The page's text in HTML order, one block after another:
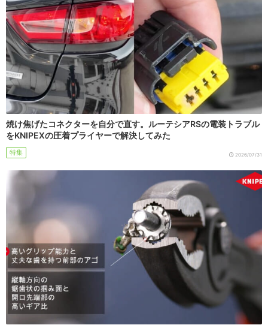
焼け焦げたコネクターを自分で直す。ルーテシアRSの電装トラブル
をKNIPEXの圧着プライヤーで解決してみた
特集 2026/07/31